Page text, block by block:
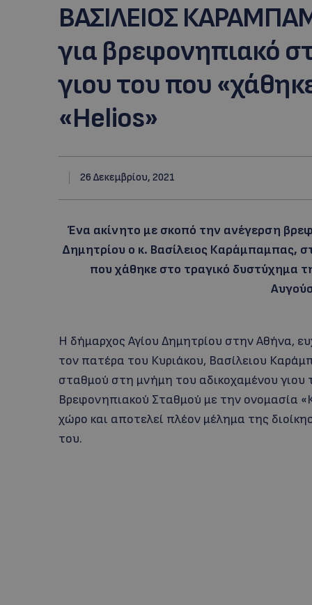
ΒΑΣΙΛΕΙΟΣ
για βρεφονηπιακό
γιου του που
«Helios»
26 Δεκεμβρίου, 2021
Ένα ακίνητο με σκοπό την ανέγερση
Δημητρίου ο κ. Βασίλειος Καράμπαμπας,
που χάθηκε στο τραγικό δυστύχημα
Η δήμαρχος Αγίου Δημητρίου στην Αθήνα,
τον πατέρα του Κυριάκου, Βασίλειου
σταθμού στη μνήμη του αδικοχαμένου
Βρεφονηπιακού Σταθμού με την ονομασία
χώρο και αποτελεί πλέον μέλημα της
του.